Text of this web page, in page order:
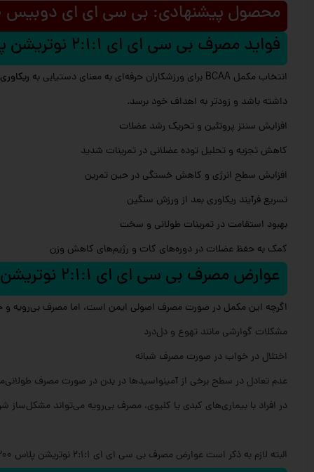
محصول پیشنهادی: بی سی ای ای دوبیس 300 گرم
فواید مصرف بی سی ای ای 2:1:1 نوتریشن پلاس 300 گرم
انتخاب مکمل BCAA برای ورزشکاران حرفه‌ای به معنای دستیابی به
داشته باشد و زودتر به اهداف خود برسد.
افزایش سنتز پروتئین و تحریک رشد عضلات
کاهش تجزیه و تحلیل توده عضلانی در تمرینات شدید
افزایش سطح انرژی و کاهش خستگی در حین تمرین
تسریع فرآیند ریکاوری بعد از ورزش سنگین
بهبود استقامت در تمرینات طولانی و سخت
کمک به حفظ عضلات در دوره‌های کات و رژیم‌های کاهش وزن
عوارض مصرف بی سی ای ای 2:1:1 نوتریشن پلاس 300 گرم
اگرچه این مکمل در صورت مصرف اصولی ایمن است، اما مصرف بی‌رویه و
مشکلات گوارشی مانند تهوع و دل‌درد
اختلال در خواب در صورت مصرف شبانه
عدم تعادل در سطح برخی از آمینواسیدها در بدن در صورت مصرف
در افراد با بیماری‌های کبدی یا کلیوی، مصرف بی‌رویه می‌تواند مشکل‌ساز
البته لازم به ذکر است عوارض مصرف بی سی ای ای 2:1:1 نوتریشن پلاس 300 گرم کاملا احتمالی می باشد و تا کنون گزارش های خاصی از عوارض مصرف این مکمل به